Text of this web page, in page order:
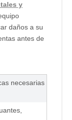
y
daños a su
antes de
necesarias